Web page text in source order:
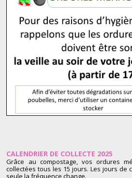
CALENDRIER DE COLLECTE 2025
Grâce au compostage, vos ordures
collectées tous les 15 jours. Les jours de